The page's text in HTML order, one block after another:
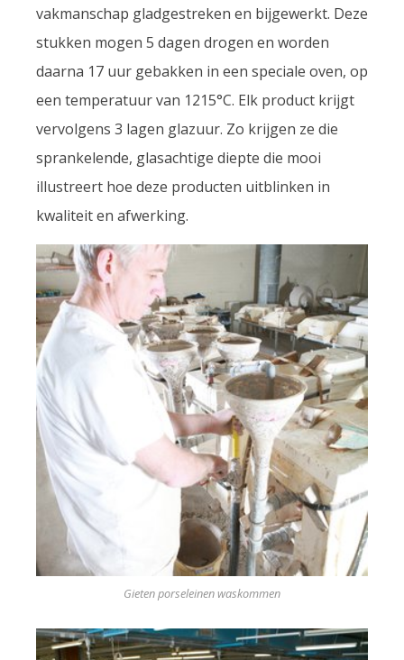
vakmanschap gladgestreken en bijgewerkt. Deze
stukken mogen 5 dagen drogen en worden
daarna 17 uur gebakken in een speciale oven, op
een temperatuur van 1215°C. Elk product krijgt
vervolgens 3 lagen glazuur. Zo krijgen ze die
sprankelende, glasachtige diepte die mooi
illustreert hoe deze producten uitblinken in
kwaliteit en afwerking.
Gieten porseleinen waskommen